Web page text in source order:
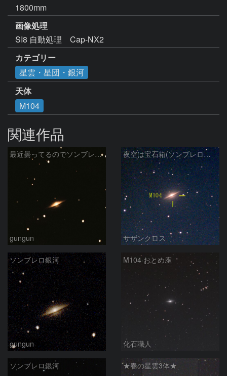
1800mm
画像処理
SI8 自動処理　Cap-NX2
カテゴリー
星雲・星団・銀河
天体
M104
関連作品
最近曇ってるのでソンブレロ銀河再編集
gungun
夜空は宝石箱(ソンブレロ銀河 M104) Seestar50
サザンクロス
ソンブレロ銀河
gungun
M104 おとめ座
化石職人
ソンブレロ銀河 ★春の星雲3体★